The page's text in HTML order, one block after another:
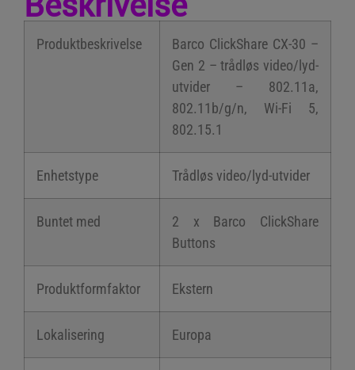
Produktbeskrivelse
Barco ClickShare CX-30 –
Gen 2 – trådløs video/lyd-
utvider – 802.11a,
802.11b/g/n, Wi-Fi 5,
802.15.1
Enhetstype Trådløs video/lyd-utvider
Buntet med
2 x Barco ClickShare
Buttons
Produktformfaktor Ekstern
Lokalisering Europa